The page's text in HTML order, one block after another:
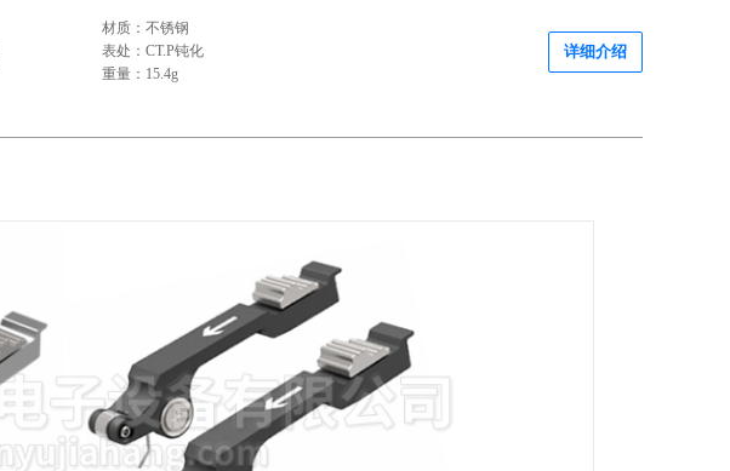
材质：不锈钢
表处：CT.P钝化
重量：15.4g
详细介绍